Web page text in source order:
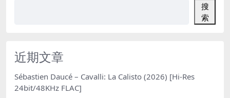
搜
索
近期文章
Sébastien Daucé – Cavalli: La Calisto (2026) [Hi-Res
24bit/48KHz FLAC]